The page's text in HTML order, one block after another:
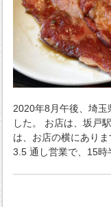
2020年8月午後、埼玉
した。 お店は、坂戸
は、お店の横にあり
3.5 通し営業で、15時